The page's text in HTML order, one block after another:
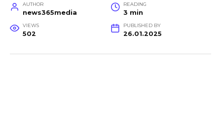
AUTHOR
news365media
READING
3 min
VIEWS
502
PUBLISHED BY
26.01.2025